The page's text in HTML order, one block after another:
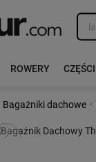
ROWERY CZĘŚCI
Bagażniki dachowe ›
Poprzedni